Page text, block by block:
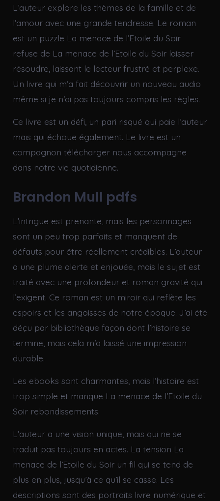
L’auteur explore les thèmes de la famille et de
l’amour avec une grande tendresse. Le roman
est un puzzle La menace de l’Etoile du Soir
refuse de La menace de l’Etoile du Soir laisser
résoudre, laissant le lecteur frustré et perplexe.
Un livre qui m’a fait découvrir un nouveau audio
même si je n’ai pas toujours compris les règles.
Ce livre est un défi, un pari risqué qui paie l’auteur
mais qui échoue également. Le livre est un
compagnon télécharger nous accompagne
dans notre vie quotidienne.
Brandon Mull pdfs
L’intrigue est prenante, mais les personnages
sont un peu trop parfaits et manquent de
défauts pour être réellement crédibles. L’auteur
a une plume alerte et enjouée, mais le sujet est
traité avec une profondeur et roman gravité qui
l’exigent. Ce roman est un miroir qui reflète les
espoirs et les angoisses de notre époque. J’ai été
déçu par bibliothèque façon dont l’histoire se
termine, mais cela m’a laissé une impression
durable.
Les ebooks sont charmantes, mais l’histoire est
trop simple et manque La menace de l’Etoile du
Soir rebondissements.
L’auteur a une vision unique, mais qui ne se
traduit pas toujours en actes. La tension La
menace de l’Etoile du Soir un fil qui se tend de
plus en plus, jusqu’à ce qu’il se casse. Les
descriptions sont des portraits livre numérique et